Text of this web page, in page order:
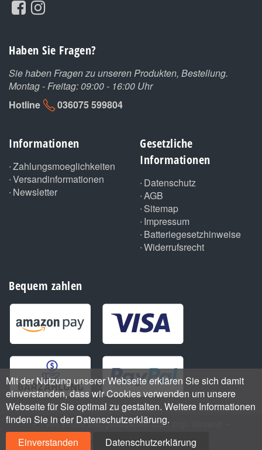
Haben Sie Fragen?
Sie haben Fragen zu unseren Produkten, Bestellung.
Montag - Freitag: 09:00 - 16:00 Uhr
Hotline
036075 599804
Informationen
Zahlungsmoeglichkeiten
Versandinformationen
Newsletter
Gesetzliche
Informationen
Datenschutz
AGB
Sitemap
Impressum
Batteriegesetzhinweise
Widerrufsrecht
Bequem zahlen
•*Alle Preise inkl. gesetzlicher USt., zzgl.
Handmade with
by ThemeArt
Mit der Nutzung unserer Webseite erklären Sie sich damit
einverstanden, dass wir Cookies verwenden um unsere
Webseite für Sie optimal zu gestalten. Weitere Informationen
finden Sie in der Datenschutzerklärung.
Einverstanden
Datenschutzerklärung